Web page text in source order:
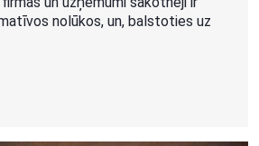
nolūkos, un, balstoties uz